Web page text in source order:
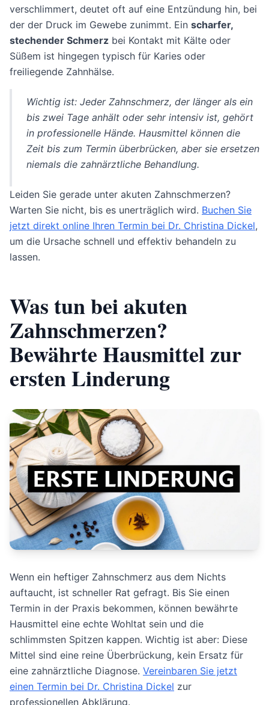
verschlimmert, deutet oft auf eine Entzündung hin, bei
der der Druck im Gewebe zunimmt. Ein scharfer,
stechender Schmerz bei Kontakt mit Kälte oder
Süßem ist hingegen typisch für Karies oder
freiliegende Zahnhälse.
Wichtig ist: Jeder Zahnschmerz, der länger als ein
bis zwei Tage anhält oder sehr intensiv ist, gehört
in professionelle Hände. Hausmittel können die
Zeit bis zum Termin überbrücken, aber sie ersetzen
niemals die zahnärztliche Behandlung.
Leiden Sie gerade unter akuten Zahnschmerzen?
Warten Sie nicht, bis es unerträglich wird. Buchen Sie
jetzt direkt online Ihren Termin bei Dr. Christina Dickel,
um die Ursache schnell und effektiv behandeln zu
lassen.
Was tun bei akuten
Zahnschmerzen?
Bewährte Hausmittel zur
ersten Linderung
Wenn ein heftiger Zahnschmerz aus dem Nichts
auftaucht, ist schneller Rat gefragt. Bis Sie einen
Termin in der Praxis bekommen, können bewährte
Hausmittel eine echte Wohltat sein und die
schlimmsten Spitzen kappen. Wichtig ist aber: Diese
Mittel sind eine reine Überbrückung, kein Ersatz für
eine zahnärztliche Diagnose. Vereinbaren Sie jetzt
einen Termin bei Dr. Christina Dickel zur
professionellen Abklärung.